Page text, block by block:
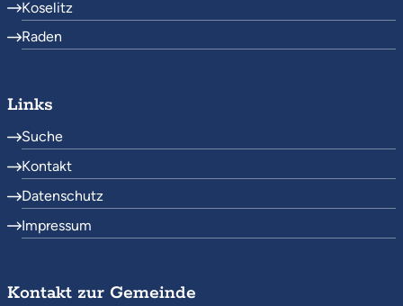
Koselitz
Raden
Links
Suche
Kontakt
Datenschutz
Impressum
Kontakt zur Gemeinde